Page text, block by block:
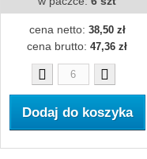
cena netto: 38,50 zł
cena brutto: 47,36 zł
Dodaj do koszyka